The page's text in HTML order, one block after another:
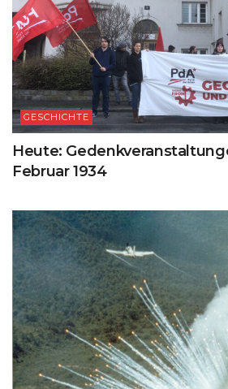
GESCHICHTE
Heute:
Februar 1934